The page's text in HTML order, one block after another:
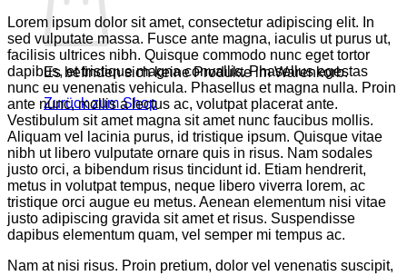
Es befinden sich keine Produkte im Warenkorb.
Zurück zum Shop
Lorem ipsum dolor sit amet, consectetur adipiscing elit. In
sed vulputate massa. Fusce ante magna, iaculis ut purus ut,
facilisis ultrices nibh. Quisque commodo nunc eget tortor
dapibus, et tristique magna convallis. Phasellus egestas
nunc eu venenatis vehicula. Phasellus et magna nulla. Proin
ante nunc, mollis a lectus ac, volutpat placerat ante.
Vestibulum sit amet magna sit amet nunc faucibus mollis.
Aliquam vel lacinia purus, id tristique ipsum. Quisque vitae
nibh ut libero vulputate ornare quis in risus. Nam sodales
justo orci, a bibendum risus tincidunt id. Etiam hendrerit,
metus in volutpat tempus, neque libero viverra lorem, ac
tristique orci augue eu metus. Aenean elementum nisi vitae
justo adipiscing gravida sit amet et risus. Suspendisse
dapibus elementum quam, vel semper mi tempus ac.
Nam at nisi risus. Proin pretium, dolor vel venenatis suscipit,